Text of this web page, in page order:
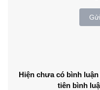
Hiện chưa có bình
tiên bình